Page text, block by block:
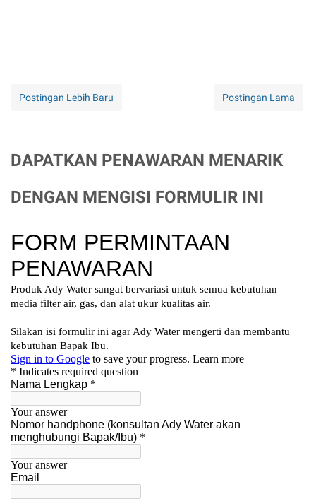
Postingan Lebih Baru Postingan Lama
DAPATKAN PENAWARAN MENARIK
DENGAN MENGISI FORMULIR INI